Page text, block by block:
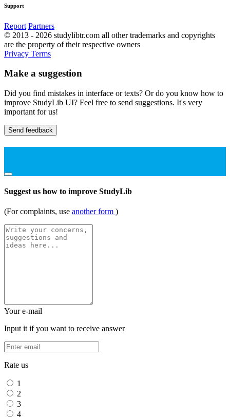
Support
Report Partners
© 2013 - 2026 studylibtr.com all other trademarks and copyrights
are the property of their respective owners
Privacy Terms
Make a suggestion
Did you find mistakes in interface or texts? Or do you know how to
improve StudyLib UI? Feel free to send suggestions. It's very
important for us!
Send feedback
Suggest us how to improve StudyLib
(For complaints, use another form )
Your e-mail
Input it if you want to receive answer
Rate us
1
2
3
4